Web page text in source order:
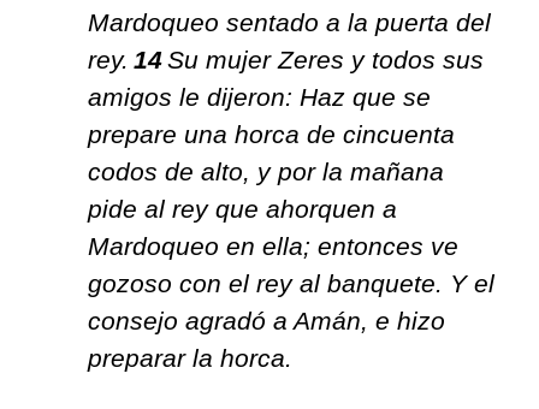
Mardoqueo sentado a la puerta del
rey. 14Su mujer Zeres y todos sus
amigos le dijeron: Haz que se
prepare una horca de cincuenta
codos de alto, y por la mañana
pide al rey que ahorquen a
Mardoqueo en ella; entonces ve
gozoso con el rey al banquete. Y el
consejo agradó a Amán, e hizo
preparar la horca.